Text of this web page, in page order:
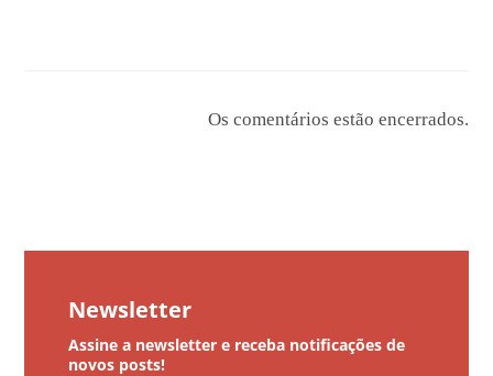
Os comentários estão encerrados.
Newsletter
Assine a newsletter e receba notificações de
novos posts!